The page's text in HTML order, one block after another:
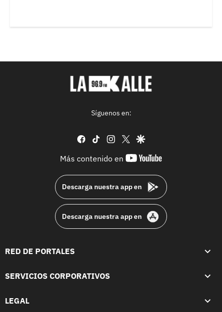
Síguenos en:
facebook
tiktok instagram
twittergoogle
Más contenido en
youtube-
Descarga nuestra app en
Descarga nuestra app en
RED DE PORTALES
SERVICIOS CORPORATIVOS
LEGAL